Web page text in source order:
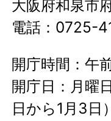
大阪府和泉市
電話：0725-
開庁時間：午
開庁日：月曜
日から1月3日